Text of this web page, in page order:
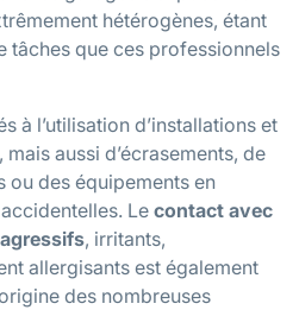
hétérogènes, étant
tâches que ces professionnels
à l’utilisation d’installations et
aussi d’écrasements, de
ou des équipements en
Le contact avec
, irritants,
allergisants est également
des nombreuses